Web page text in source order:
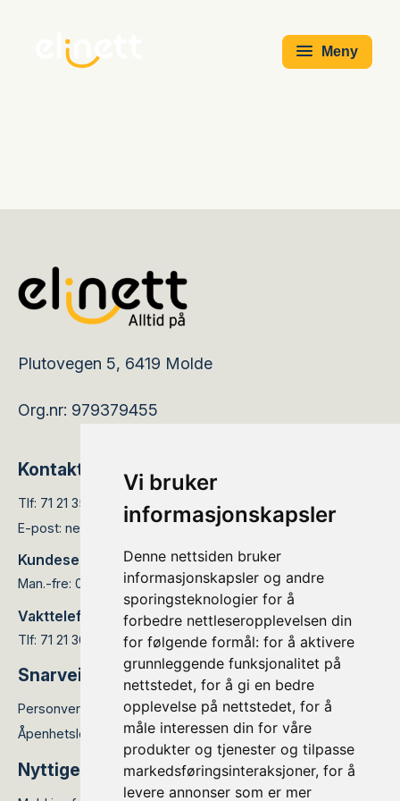
Vi bruker
informasjonskapsler
Denne nettsiden bruker
informasjonskapsler og andre
sporingsteknologier for å
forbedre nettleseropplevelsen din
for følgende formål: for å aktivere
grunnleggende funksjonalitet på
nettstedet, for å gi en bedre
opplevelse på nettstedet, for å
måle interessen din for våre
produkter og tjenester og tilpasse
markedsføringsinteraksjoner, for å
levere annonser som er mer
Meny
Plutovegen 5, 6419 Molde
Org.nr: 979379455
Kontakt
Tlf: 71 21 35 05
E-post: nettservice@elinett.no
Kundesenteret er åpent:
Man.-fre: 08.00 - 15.30
Vakttelefon:
Tlf: 71 21 36 66
Snarveier
Personvernerklæring
Åpenhetsloven
Nyttige lenker